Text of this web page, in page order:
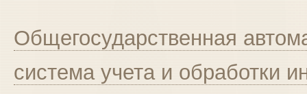
Общегосударственная
система учета и обработки